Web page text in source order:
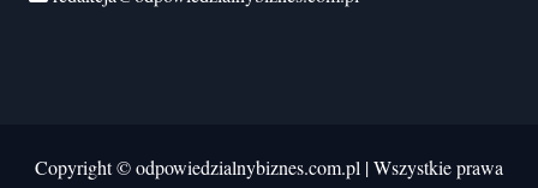
Copyright © odpowiedzialnybiznes.com.pl |Wszystkie prawa